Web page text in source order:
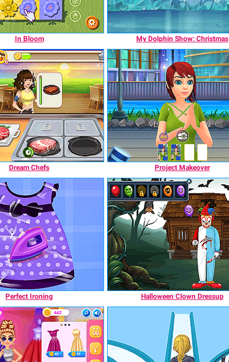
In Bloom My Dolphin Show: Christmas
Dream Chefs Project Makeover
Perfect Ironing Halloween Clown Dressup